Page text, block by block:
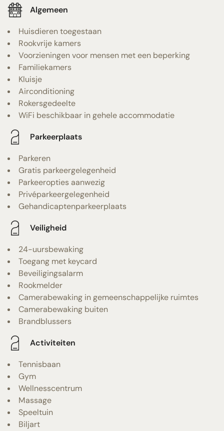
Algemeen
Huisdieren toegestaan
Rookvrije kamers
Voorzieningen voor mensen met een beperking
Familiekamers
Kluisje
Airconditioning
Rokersgedeelte
WiFi beschikbaar in gehele accommodatie
Parkeerplaats
Parkeren
Gratis parkeergelegenheid
Parkeeropties aanwezig
Privéparkeergelegenheid
Gehandicaptenparkeerplaats
Veiligheid
24-uursbewaking
Toegang met keycard
Beveiligingsalarm
Rookmelder
Camerabewaking in gemeenschappelijke ruimtes
Camerabewaking buiten
Brandblussers
Activiteiten
Tennisbaan
Gym
Wellnesscentrum
Massage
Speeltuin
Biljart